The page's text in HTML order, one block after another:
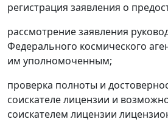
регистрация заявления о
рассмотрение заявления
Федерального космического
им уполномоченным;
проверка полноты и
соискателе лицензии и
соискателем лицензии